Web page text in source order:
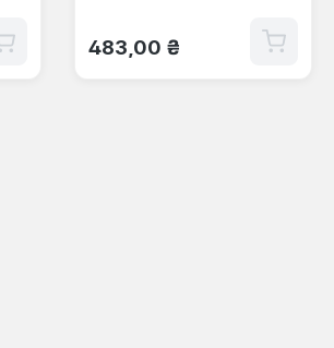
Обычная цена:
483,00 ₴